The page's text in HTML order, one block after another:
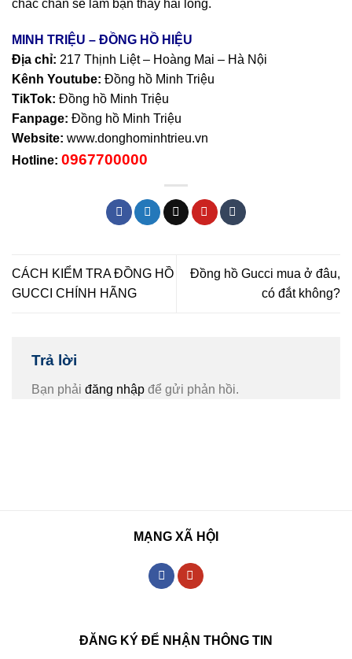
chắc chắn sẽ làm bạn thấy hài lòng.
MINH TRIỆU – ĐỒNG HỒ HIỆU
Địa chỉ: 217 Thịnh Liệt – Hoàng Mai – Hà Nội
Kênh Youtube: Đồng hồ Minh Triệu
TikTok: Đồng hồ Minh Triệu
Fanpage: Đồng hồ Minh Triệu
Website: www.donghominhtrieu.vn
Hotline: 0967700000
CÁCH KIỂM TRA ĐỒNG HỒ
GUCCI CHÍNH HÃNG
Đồng hồ Gucci mua ở đâu,
có đắt không?
Trả lời
Bạn phải đăng nhập để gửi phản hồi.
MẠNG XÃ HỘI
ĐĂNG KÝ ĐỂ NHẬN THÔNG TIN